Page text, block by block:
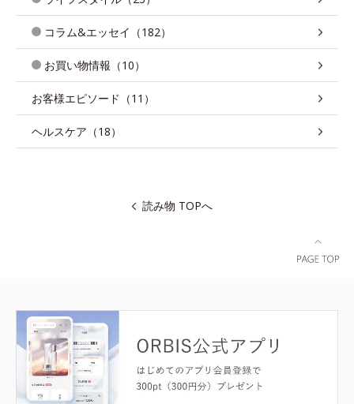
コラム&エッセイ（182）
お買い物情報（10）
お客様エピソード（11）
ヘルスケア（18）
読み物 TOPへ